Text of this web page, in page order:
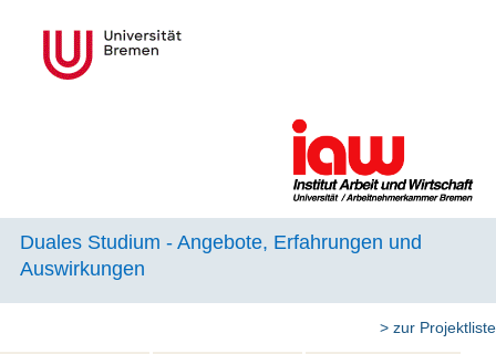
Duales Studium - Angebote, Erfahrungen und
Auswirkungen
> zur Projektliste